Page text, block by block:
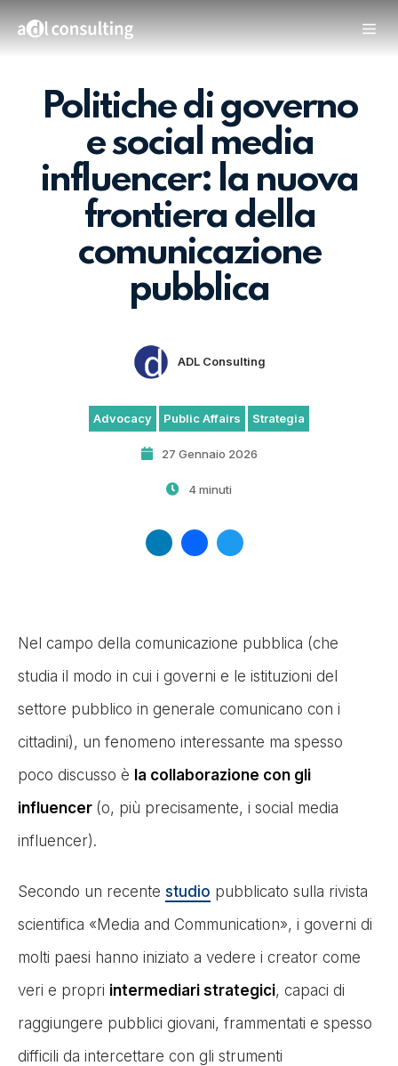
Politiche di governo
e social media
influencer: la nuova
frontiera della
comunicazione
pubblica
ADL Consulting
Advocacy Public Affairs Strategia
27 Gennaio 2026
4 minuti
Nel campo della comunicazione pubblica (che
studia il modo in cui i governi e le istituzioni del
settore pubblico in generale comunicano con i
cittadini), un fenomeno interessante ma spesso
poco discusso è la collaborazione con gli
influencer (o, più precisamente, i social media
influencer).
Secondo un recente studio pubblicato sulla rivista
scientifica «Media and Communication», i governi di
molti paesi hanno iniziato a vedere i creator come
veri e propri intermediari strategici, capaci di
raggiungere pubblici giovani, frammentati e spesso
difficili da intercettare con gli strumenti